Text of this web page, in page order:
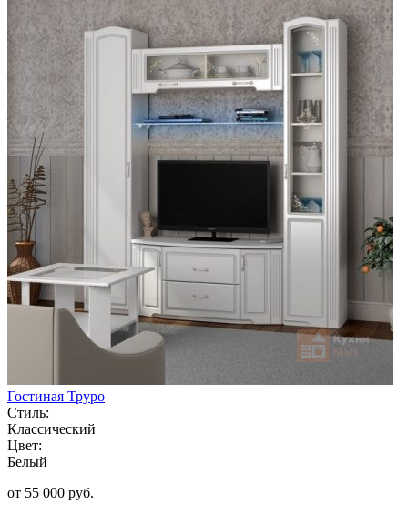
Гостиная Труро
Стиль:
Классический
Цвет:
Белый
от 55 000 руб.